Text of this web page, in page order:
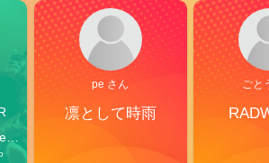
pe さん
凛として時雨
ごと